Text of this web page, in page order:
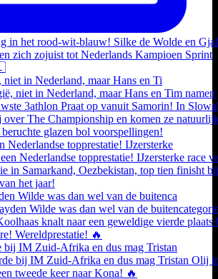
in Nederland, maar Hans en Ti
Nederlandse topprestatie! IJzersterke
Wilde was dan wel van de buitenca
IM Zuid-Afrika en dus mag Tristan